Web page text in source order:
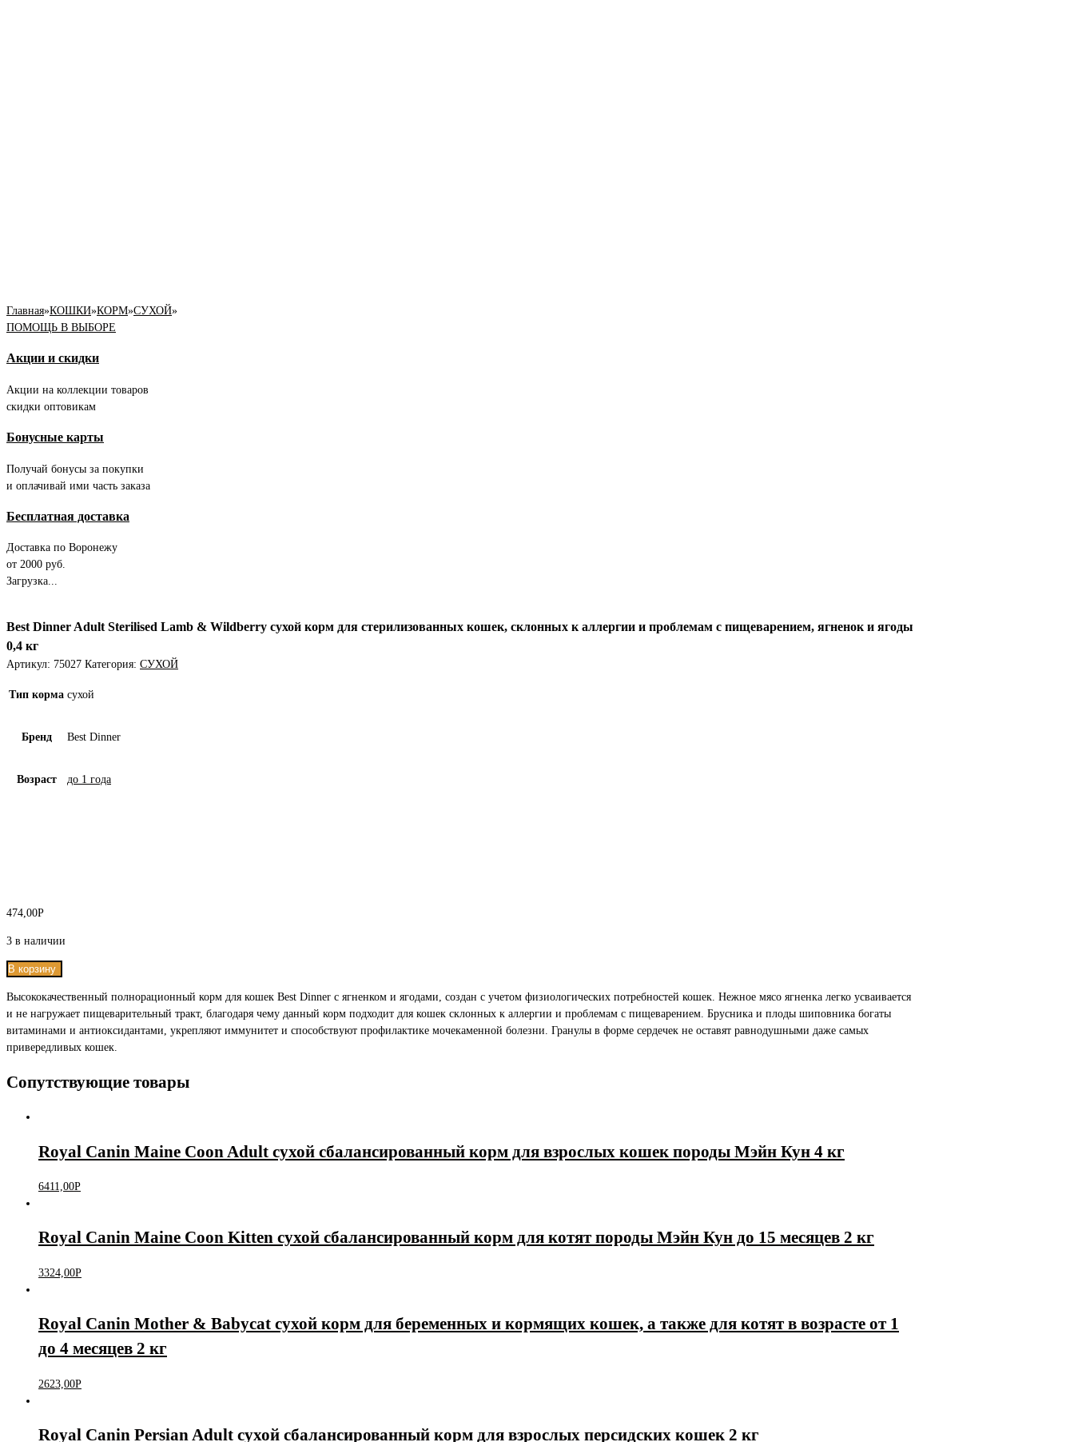
Главная»КОШКИ»КОРМ»СУХОЙ»
ПОМОЩЬ В ВЫБОРЕ
Акции и скидки
Акции на коллекции товаров
скидки оптовикам
Бонусные карты
Получай бонусы за покупки
и оплачивай ими часть заказа
Бесплатная доставка
Доставка по Воронежу
от 2000 руб.
Загрузка...
Best Dinner Adult Sterilised Lamb & Wildberry сухой корм для стерилизованных кошек, склонных к аллергии и проблемам с пищеварением, ягненок и ягоды
0,4 кг
Артикул: 75027 Категория: СУХОЙ
Тип корма сухой
Бренд Best Dinner
Возраст до 1 года
474,00Р
3 в наличии
В корзину
Высококачественный полнорационный корм для кошек Best Dinner с ягненком и ягодами, создан с учетом физиологических потребностей кошек. Нежное мясо ягненка легко усваивается
и не нагружает пищеварительный тракт, благодаря чему данный корм подходит для кошек склонных к аллергии и проблемам с пищеварением. Брусника и плоды шиповника богаты
витаминами и антиоксидантами, укрепляют иммунитет и способствуют профилактике мочекаменной болезни. Гранулы в форме сердечек не оставят равнодушными даже самых
привередливых кошек.
Сопутствующие товары
Royal Canin Maine Coon Adult сухой сбалансированный корм для взрослых кошек породы Мэйн Кун 4 кг
6411,00Р
Royal Canin Maine Coon Kitten сухой сбалансированный корм для котят породы Мэйн Кун до 15 месяцев 2 кг
3324,00Р
Royal Canin Mother & Babycat сухой корм для беременных и кормящих кошек, а также для котят в возрасте от 1
до 4 месяцев 2 кг
2623,00Р
Royal Canin Persian Adult сухой сбалансированный корм для взрослых персидских кошек 2 кг